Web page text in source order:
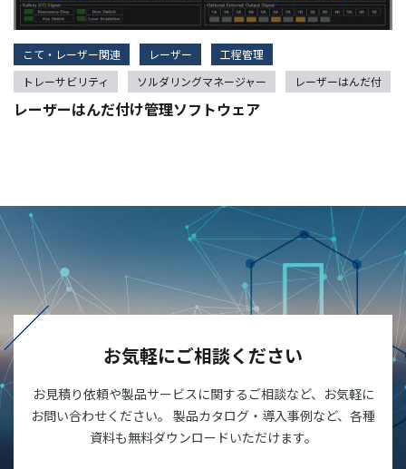
こて・レーザー関連 レーザー
工程管理
トレーサビリティ
ソルダリングマネージャー レーザーはんだ付
レーザーはんだ付け管理ソフトウェア
お気軽にご相談ください
お見積り依頼や製品サービスに関するご相談など、お気軽に
お問い合わせください。 製品カタログ・導入事例など、各種
資料も無料ダウンロードいただけます。